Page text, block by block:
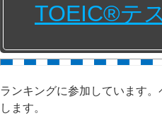
TOEIC®テ
ランキングに参加しています
します。